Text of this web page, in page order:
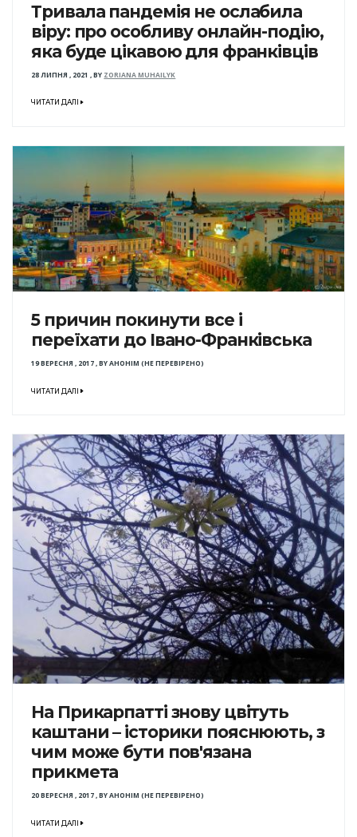
Тривала пандемія не ослабила
віру: про особливу онлайн-подію,
яка буде цікавою для франківців
28 ЛИПНЯ , 2021 ,BY ZORIANA MUHAILYK
ЧИТАТИ ДАЛІ
5 причин покинути все і
переїхати до Івано-Франківська
19 ВЕРЕСНЯ , 2017,BYАНОНІМ (НЕ ПЕРЕВІРЕНО)
ЧИТАТИ ДАЛІ
На Прикарпатті знову цвітуть
каштани – історики пояснюють, з
чим може бути пов'язана
прикмета
20 ВЕРЕСНЯ , 2017,BYАНОНІМ (НЕ ПЕРЕВІРЕНО)
ЧИТАТИ ДАЛІ